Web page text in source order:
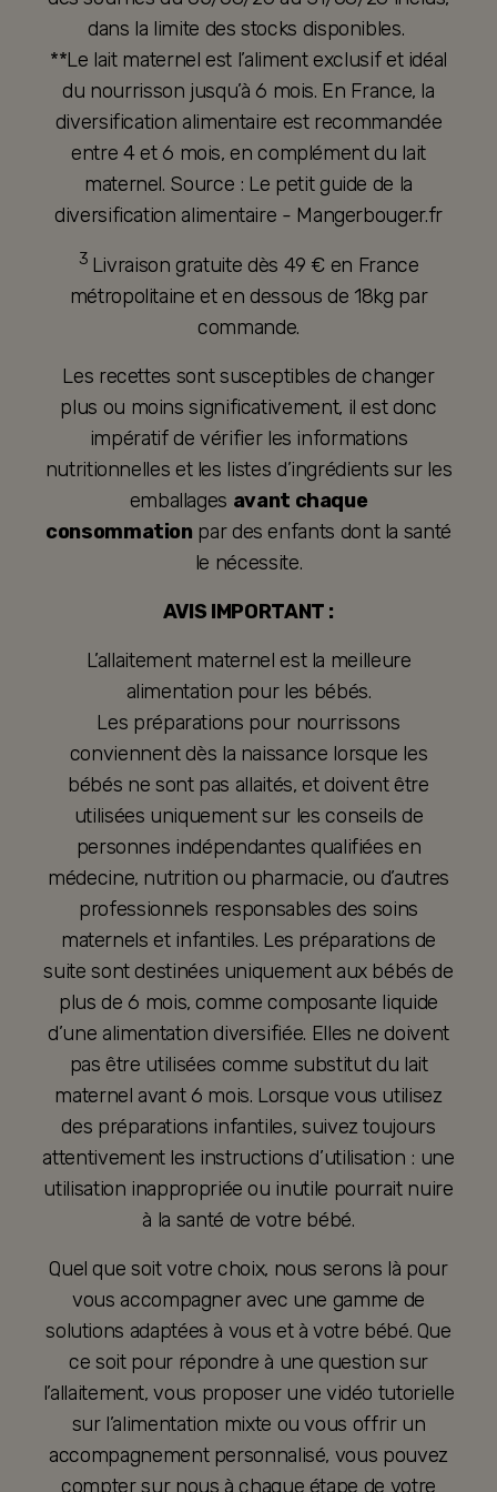
dans la limite des stocks disponibles.
**Le lait maternel est l’aliment exclusif et idéal
du nourrisson jusqu’à 6 mois. En France, la
diversification alimentaire est recommandée
entre 4 et 6 mois, en complément du lait
maternel. Source : Le petit guide de la
diversification alimentaire - Mangerbouger.fr
3 Livraison gratuite dès 49 € en France
métropolitaine et en dessous de 18kg par
commande.
Les recettes sont susceptibles de changer
plus ou moins significativement, il est donc
impératif de vérifier les informations
nutritionnelles et les listes d’ingrédients sur les
emballages avant chaque
consommation par des enfants dont la santé
le nécessite.
AVIS IMPORTANT :
L’allaitement maternel est la meilleure
alimentation pour les bébés.
Les préparations pour nourrissons
conviennent dès la naissance lorsque les
bébés ne sont pas allaités, et doivent être
utilisées uniquement sur les conseils de
personnes indépendantes qualifiées en
médecine, nutrition ou pharmacie, ou d’autres
professionnels responsables des soins
maternels et infantiles. Les préparations de
suite sont destinées uniquement aux bébés de
plus de 6 mois, comme composante liquide
d’une alimentation diversifiée. Elles ne doivent
pas être utilisées comme substitut du lait
maternel avant 6 mois. Lorsque vous utilisez
des préparations infantiles, suivez toujours
attentivement les instructions d’utilisation : une
utilisation inappropriée ou inutile pourrait nuire
à la santé de votre bébé.
Quel que soit votre choix, nous serons là pour
vous accompagner avec une gamme de
solutions adaptées à vous et à votre bébé. Que
ce soit pour répondre à une question sur
l’allaitement, vous proposer une vidéo tutorielle
sur l’alimentation mixte ou vous offrir un
accompagnement personnalisé, vous pouvez
compter sur nous à chaque étape de votre